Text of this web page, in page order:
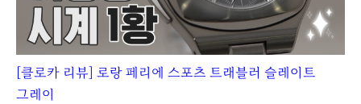
[클로카 리뷰] 로랑 페리에 스포츠 트래블러 슬레이트
그레이